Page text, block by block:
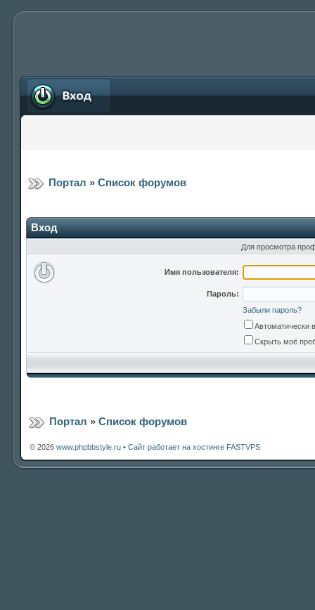
Вход
Портал » Список форумов
Вход
Для просмотра
Имя пользователя:
Пароль:
Забыли пароль?
Автоматически
Скрыть моё
Портал »Список форумов
© 2026 www.phpbbstyle.ru • Сайт работает на хостинге FASTVPS